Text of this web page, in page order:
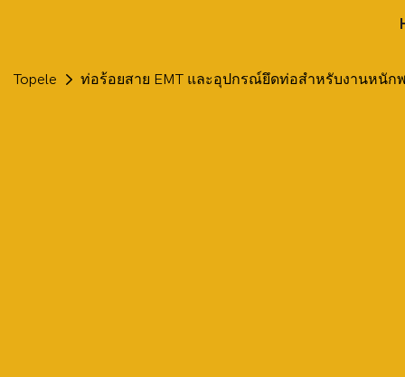
Topele ท่อร้อยสาย EMT และอุปกรณ์ยึดท่อสำหรับงานหนัก